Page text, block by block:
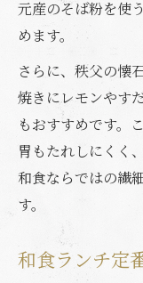
元産のそば粉を使
めます。
さらに、秩父の懐
焼きにレモンやす
もおすすめです。
胃もたれしにくく
和食ならではの繊
す。
和食ランチ定